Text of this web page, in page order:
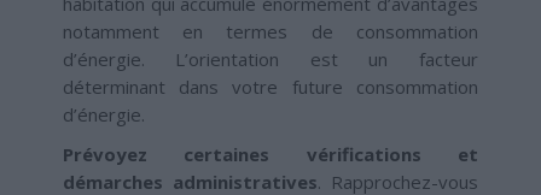
notamment en termes de consommation
d’énergie. L’orientation est un facteur
déterminant dans votre future consommation
d’énergie.
Prévoyez certaines vérifications et
démarches administratives. Rapprochez-vous